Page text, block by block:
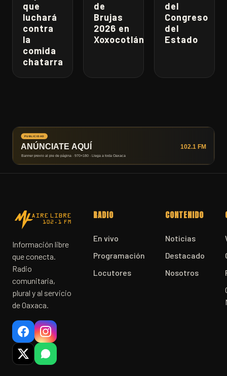
que
luchará
contra
la
comida
chatarra
de
Brujas
2026 en
Xoxocotlán
del
Congreso
del
Estado
Información libre
que conecta.
Radio
comunitaria,
plural y al servicio
de Oaxaca.
RADIO
En vivo
Programación
Locutores
CONTENIDO
Noticias
Destacado
Nosotros